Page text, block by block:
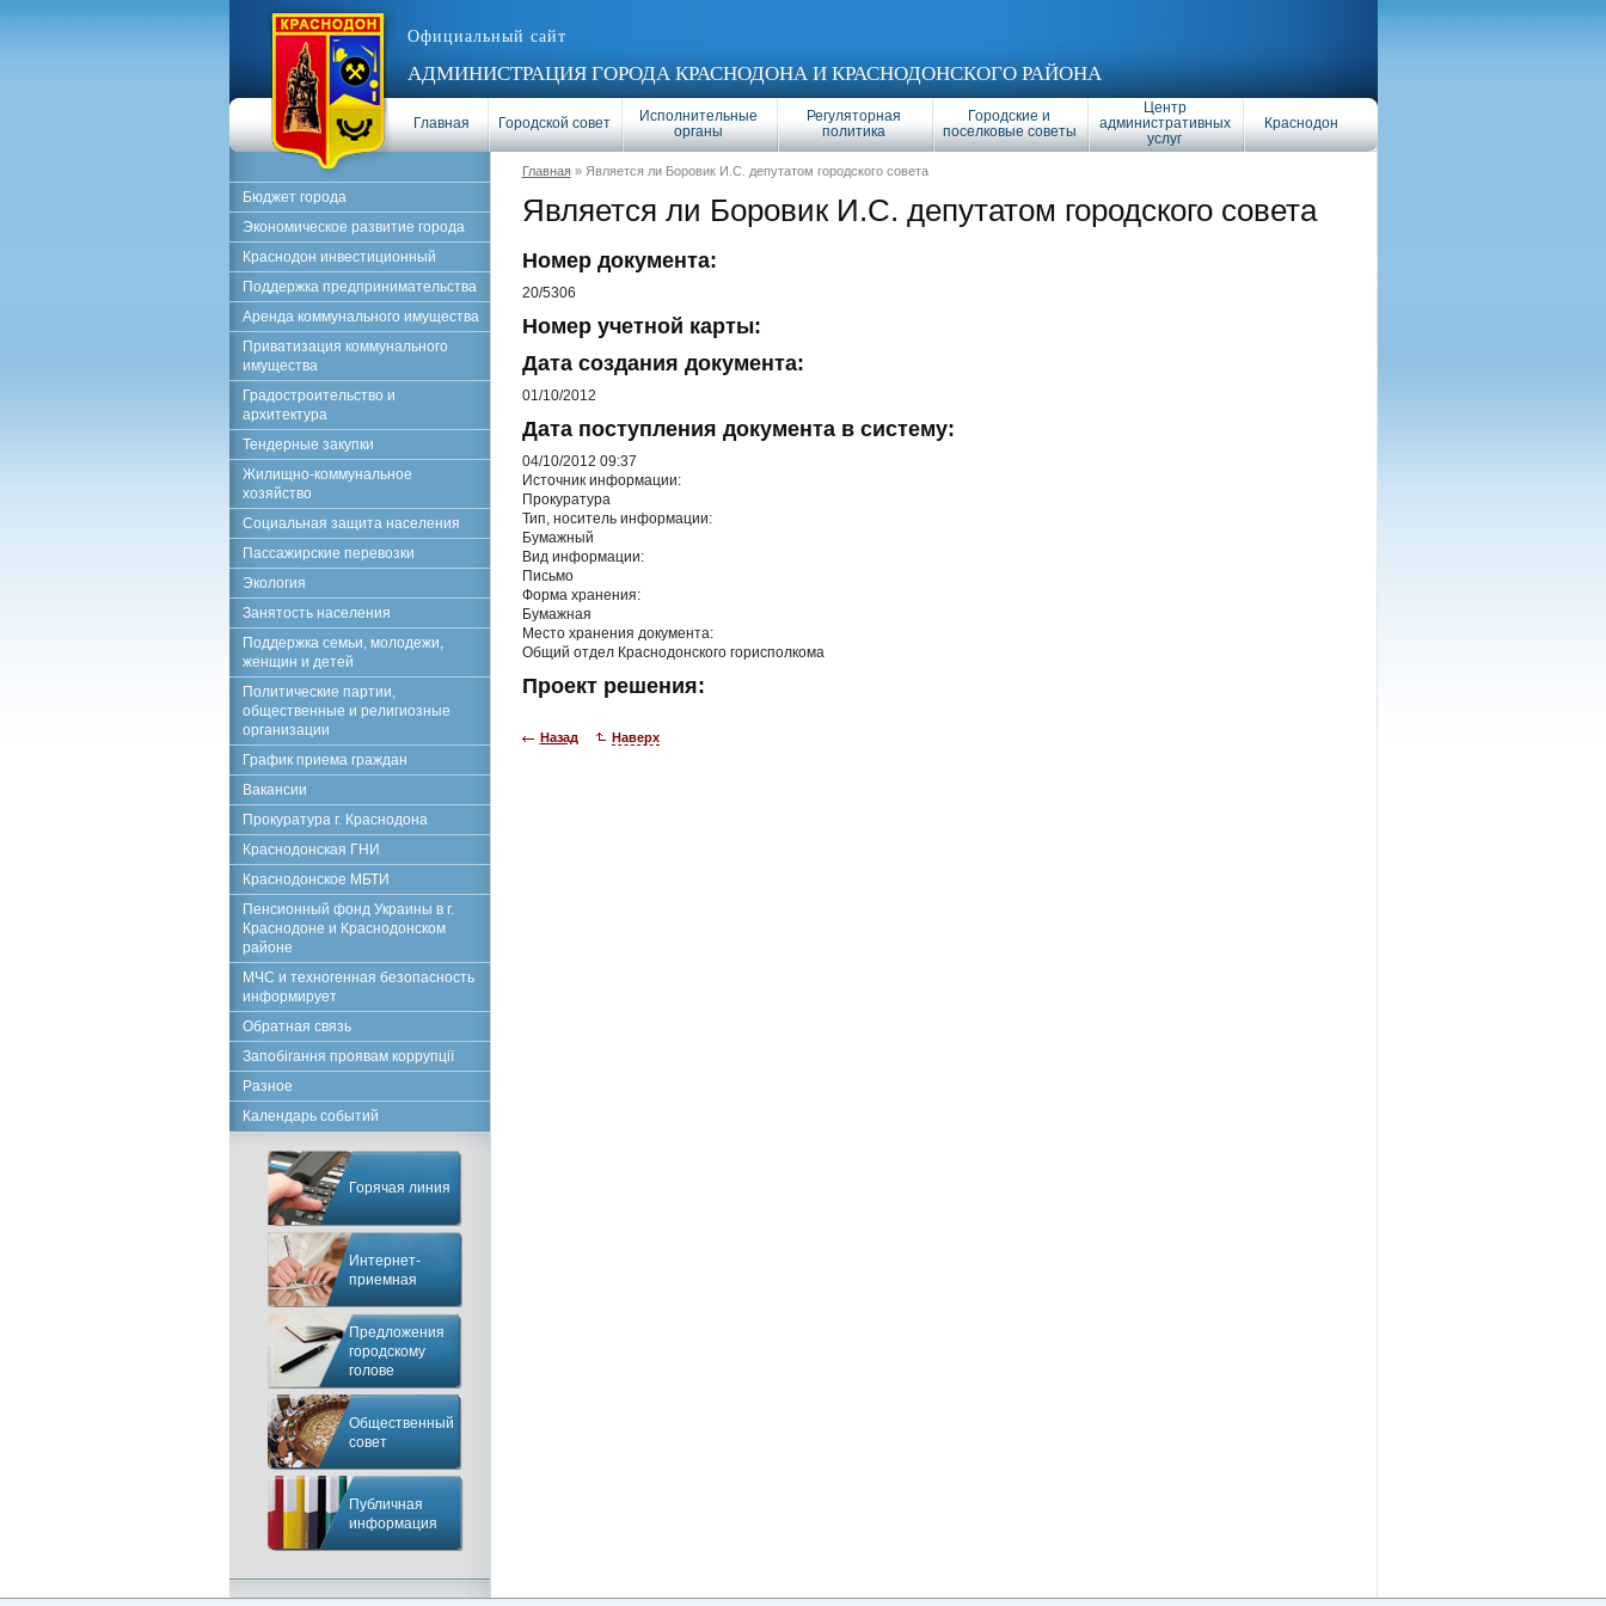
Официальный сайт
АДМИНИСТРАЦИЯ ГОРОДА КРАСНОДОНА И КРАСНОДОНСКОГО РАЙОНА
Главная Городской совет
Исполнительные
органы
Регуляторная
политика
Городские и
поселковые советы
Центр
административных
услуг
Краснодон
Главная» Является ли Боровик И.С. депутатом городского совета
Является ли Боровик И.С. депутатом городского совета
Номер документа:
20/5306
Номер учетной карты:
Дата создания документа:
01/10/2012
Дата поступления документа в систему:
04/10/2012 09:37
Источник информации:
Прокуратура
Тип, носитель информации:
Бумажный
Вид информации:
Письмо
Форма хранения:
Бумажная
Место хранения документа:
Общий отдел Краснодонского горисполкома
Проект решения:
Назад Наверх
Бюджет города
Экономическое развитие города
Краснодон инвестиционный
Поддержка предпринимательства
Аренда коммунального имущества
Приватизация коммунального
имущества
Градостроительство и
архитектура
Тендерные закупки
Жилищно-коммунальное
хозяйство
Социальная защита населения
Пассажирские перевозки
Экология
Занятость населения
Поддержка семьи, молодежи,
женщин и детей
Политические партии,
общественные и религиозные
организации
График приема граждан
Вакансии
Прокуратура г. Краснодона
Краснодонская ГНИ
Краснодонское МБТИ
Пенсионный фонд Украины в г.
Краснодоне и Краснодонском
районе
МЧС и техногенная безопасность
информирует
Обратная связь
Запобігання проявам коррупції
Разное
Календарь событий
Горячая линия
Интернет-
приемная
Предложения
городскому
голове
Общественный
совет
Публичная
информация